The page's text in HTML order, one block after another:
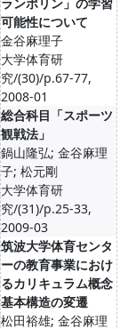
可能性について
金谷麻理子
大学体育研
究/(30)/p.67-77,
2008-01
総合科目「スポーツ
観戦法」
鍋山隆弘; 金谷麻理
子; 松元剛
大学体育研
究/(31)/p.25-33,
2009-03
筑波大学体育センタ
ーの教育事業におけ
るカリキュラム概念
基本構造の変遷
松田裕雄; 金谷麻理